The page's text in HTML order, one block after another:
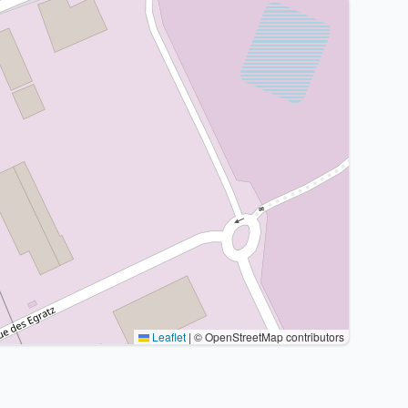
Leaflet | © OpenStreetMap contributors